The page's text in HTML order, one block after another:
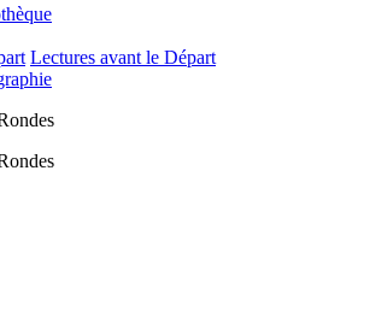
Lectures avant le Départ